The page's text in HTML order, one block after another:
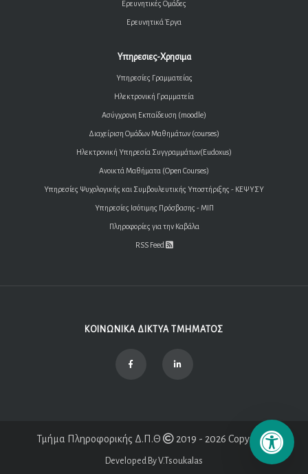
Ερευνητικές Ομάδες
Ερευνητικά Έργα
Υπηρεσιες-Χρησιμα
Υπηρεσίες Γραμματείας
Ηλεκτρονική Γραμματεία
Ασύγχρονη Εκπαίδευση (moodle)
Διαχείριση Ομάδων Μαθημάτων (courses)
Ηλεκτρονική Υπηρεσία Συγγραμμάτων(Eudoxus)
Ανοικτά Μαθήματα (Open Courses)
Υπηρεσίες Ψυχολογικής και Συμβουλευτικής Υποστήριξης - ΚΕΨΥΣΥ
Υπηρεσίες Ισότιμης Πρόσβασης - ΜΙΠ
Πληροφορίες για την Καβάλα
RSS Feed
ΚΟΙΝΩΝΙΚΑ ΔΙΚΤΥΑ ΤΜΗΜΑΤΟΣ
Τμήμα Πληροφορικής Δ.Π.Θ 2019 - 2026 Copyright
Developed By V.Tsoukalas